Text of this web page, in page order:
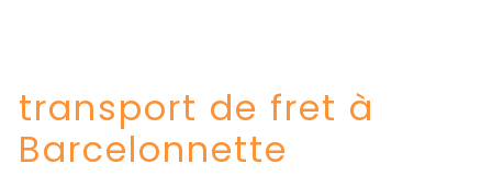
transport de fret à
Barcelonnette